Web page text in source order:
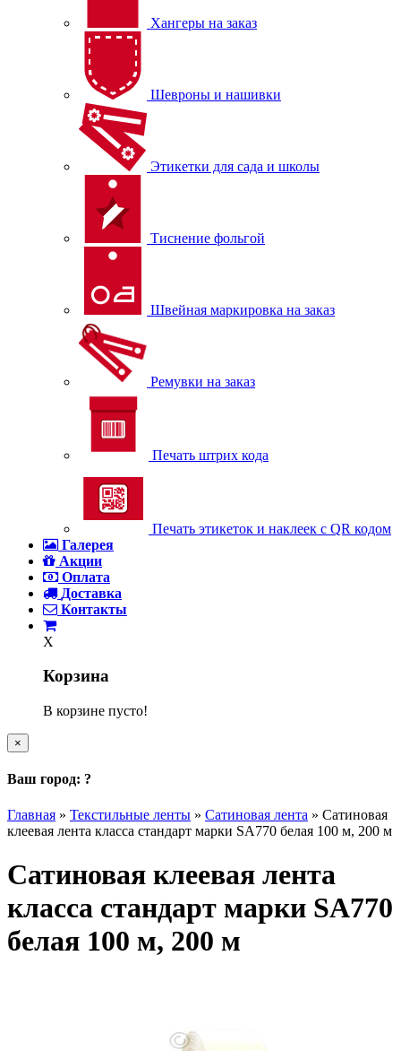
Хангеры на заказ
Шевроны и нашивки
Этикетки для сада и школы
Тиснение фольгой
Швейная маркировка на заказ
Ремувки на заказ
Печать штрих кода
Печать этикеток и наклеек с QR кодом
Галерея
Акции
Оплата
Доставка
Контакты
X
Корзина
В корзине пусто!
×
Ваш город: ?
Главная » Текстильные ленты » Сатиновая лента » Сатиновая
клеевая лента класса стандарт марки SA770 белая 100 м, 200 м
Сатиновая клеевая лента
класса стандарт марки SA770
белая 100 м, 200 м